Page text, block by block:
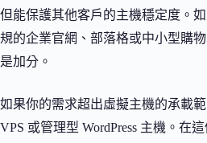
但能保護其他客戶的主機穩定度。
規的企業官網、部落格或中小型購
是加分。
如果你的需求超出虛擬主機的承載
VPS 或管理型 WordPress 主機。在這